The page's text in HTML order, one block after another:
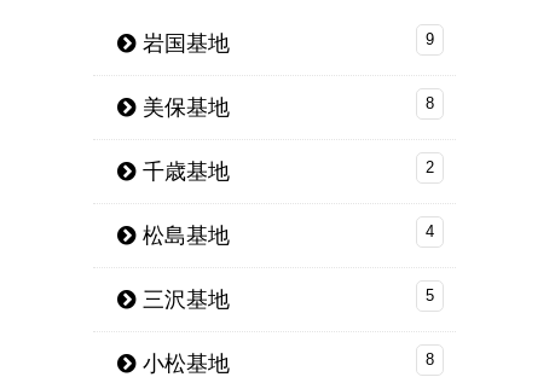
岩国基地 9
美保基地 8
千歳基地 2
松島基地 4
三沢基地 5
小松基地 8